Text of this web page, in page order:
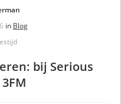
in Blog
bij Serious